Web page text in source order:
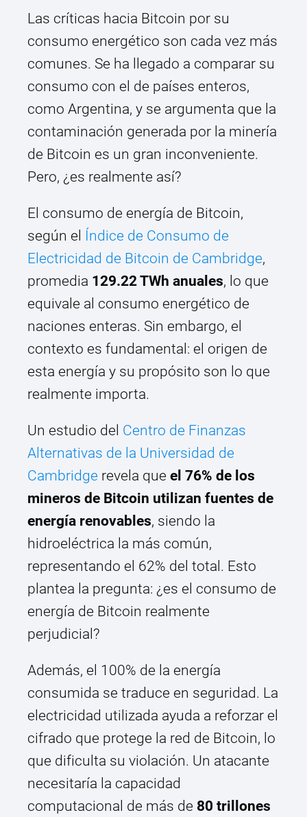
Las críticas hacia Bitcoin por su
consumo energético son cada vez más
comunes. Se ha llegado a comparar su
consumo con el de países enteros,
como Argentina, y se argumenta que la
contaminación generada por la minería
de Bitcoin es un gran inconveniente.
Pero, ¿es realmente así?
El consumo de energía de Bitcoin,
según el Índice de Consumo de
Electricidad de Bitcoin de Cambridge,
promedia 129.22 TWh anuales, lo que
equivale al consumo energético de
naciones enteras. Sin embargo, el
contexto es fundamental: el origen de
esta energía y su propósito son lo que
realmente importa.
Un estudio del Centro de Finanzas
Alternativas de la Universidad de
Cambridge revela que el 76% de los
mineros de Bitcoin utilizan fuentes de
energía renovables, siendo la
hidroeléctrica la más común,
representando el 62% del total. Esto
plantea la pregunta: ¿es el consumo de
energía de Bitcoin realmente
perjudicial?
Además, el 100% de la energía
consumida se traduce en seguridad. La
electricidad utilizada ayuda a reforzar el
cifrado que protege la red de Bitcoin, lo
que dificulta su violación. Un atacante
necesitaría la capacidad
computacional de más de 80 trillones